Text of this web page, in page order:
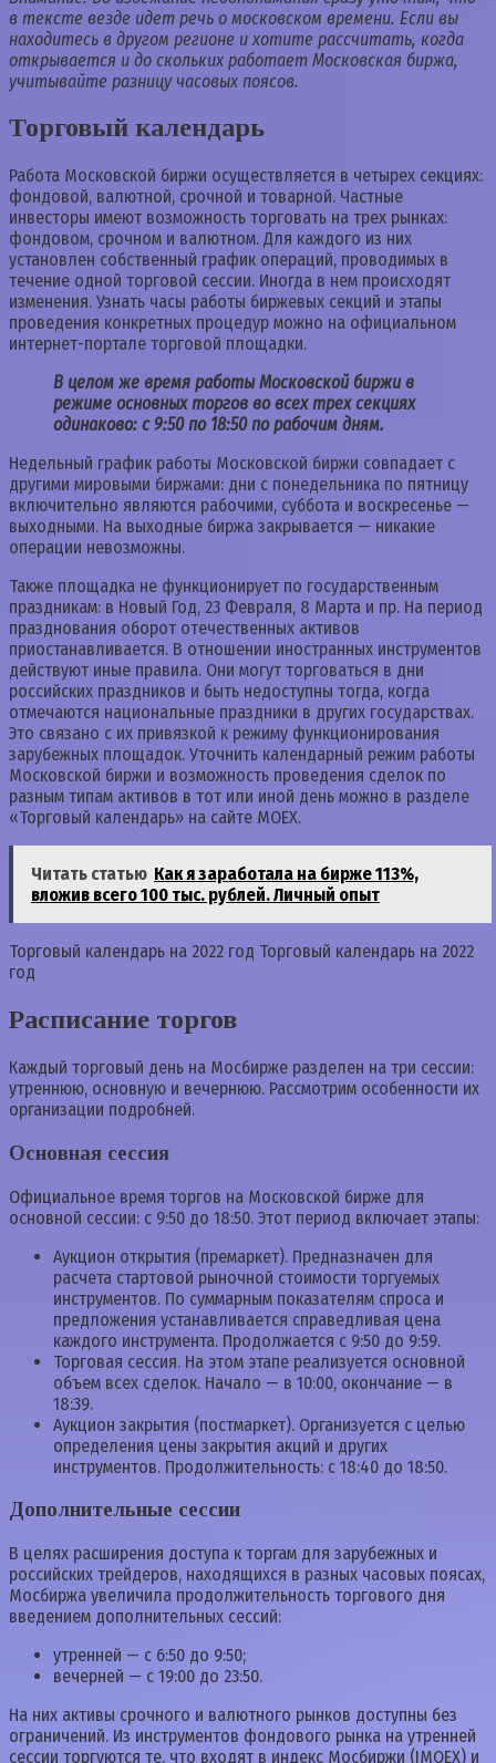
в тексте везде идет речь о московском времени. Если вы
находитесь в другом регионе и хотите рассчитать, когда
открывается и до скольких работает Московская биржа,
учитывайте разницу часовых поясов.
Торговый календарь
Работа Московской биржи осуществляется в четырех секциях:
фондовой, валютной, срочной и товарной. Частные
инвесторы имеют возможность торговать на трех рынках:
фондовом, срочном и валютном. Для каждого из них
установлен собственный график операций, проводимых в
течение одной торговой сессии. Иногда в нем происходят
изменения. Узнать часы работы биржевых секций и этапы
проведения конкретных процедур можно на официальном
интернет-портале торговой площадки.
В целом же время работы Московской биржи в
режиме основных торгов во всех трех секциях
одинаково: с 9:50 по 18:50 по рабочим дням.
Недельный график работы Московской биржи совпадает с
другими мировыми биржами: дни с понедельника по пятницу
включительно являются рабочими, суббота и воскресенье —
выходными. На выходные биржа закрывается — никакие
операции невозможны.
Также площадка не функционирует по государственным
праздникам: в Новый Год, 23 Февраля, 8 Марта и пр. На период
празднования оборот отечественных активов
приостанавливается. В отношении иностранных инструментов
действуют иные правила. Они могут торговаться в дни
российских праздников и быть недоступны тогда, когда
отмечаются национальные праздники в других государствах.
Это связано с их привязкой к режиму функционирования
зарубежных площадок. Уточнить календарный режим работы
Московской биржи и возможность проведения сделок по
разным типам активов в тот или иной день можно в разделе
«Торговый календарь» на сайте MOEX.
Читать статью Как я заработала на бирже 113%,
вложив всего 100 тыс. рублей. Личный опыт
Торговый календарь на 2022 год Торговый календарь на 2022
год
Расписание торгов
Каждый торговый день на Мосбирже разделен на три сессии:
утреннюю, основную и вечернюю. Рассмотрим особенности их
организации подробней.
Основная сессия
Официальное время торгов на Московской бирже для
основной сессии: с 9:50 до 18:50. Этот период включает этапы:
Аукцион открытия (премаркет). Предназначен для
расчета стартовой рыночной стоимости торгуемых
инструментов. По суммарным показателям спроса и
предложения устанавливается справедливая цена
каждого инструмента. Продолжается с 9:50 до 9:59.
Торговая сессия. На этом этапе реализуется основной
объем всех сделок. Начало — в 10:00, окончание — в
18:39.
Аукцион закрытия (постмаркет). Организуется с целью
определения цены закрытия акций и других
инструментов. Продолжительность: с 18:40 до 18:50.
Дополнительные сессии
В целях расширения доступа к торгам для зарубежных и
российских трейдеров, находящихся в разных часовых поясах,
Мосбиржа увеличила продолжительность торгового дня
введением дополнительных сессий:
утренней — с 6:50 до 9:50;
вечерней — с 19:00 до 23:50.
На них активы срочного и валютного рынков доступны без
ограничений. Из инструментов фондового рынка на утренней
сессии торгуются те, что входят в индекс Мосбиржи (IMOEX) и